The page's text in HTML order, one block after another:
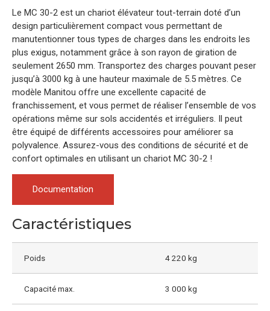
Le MC 30-2 est un chariot élévateur tout-terrain doté d’un
design particulièrement compact vous permettant de
manutentionner tous types de charges dans les endroits les
plus exigus, notamment grâce à son rayon de giration de
seulement 2650 mm. Transportez des charges pouvant peser
jusqu’à 3000 kg à une hauteur maximale de 5.5 mètres. Ce
modèle Manitou offre une excellente capacité de
franchissement, et vous permet de réaliser l’ensemble de vos
opérations même sur sols accidentés et irréguliers. Il peut
être équipé de différents accessoires pour améliorer sa
polyvalence. Assurez-vous des conditions de sécurité et de
confort optimales en utilisant un chariot MC 30-2 !
Documentation
Caractéristiques
Poids 4 220 kg
Capacité max. 3 000 kg